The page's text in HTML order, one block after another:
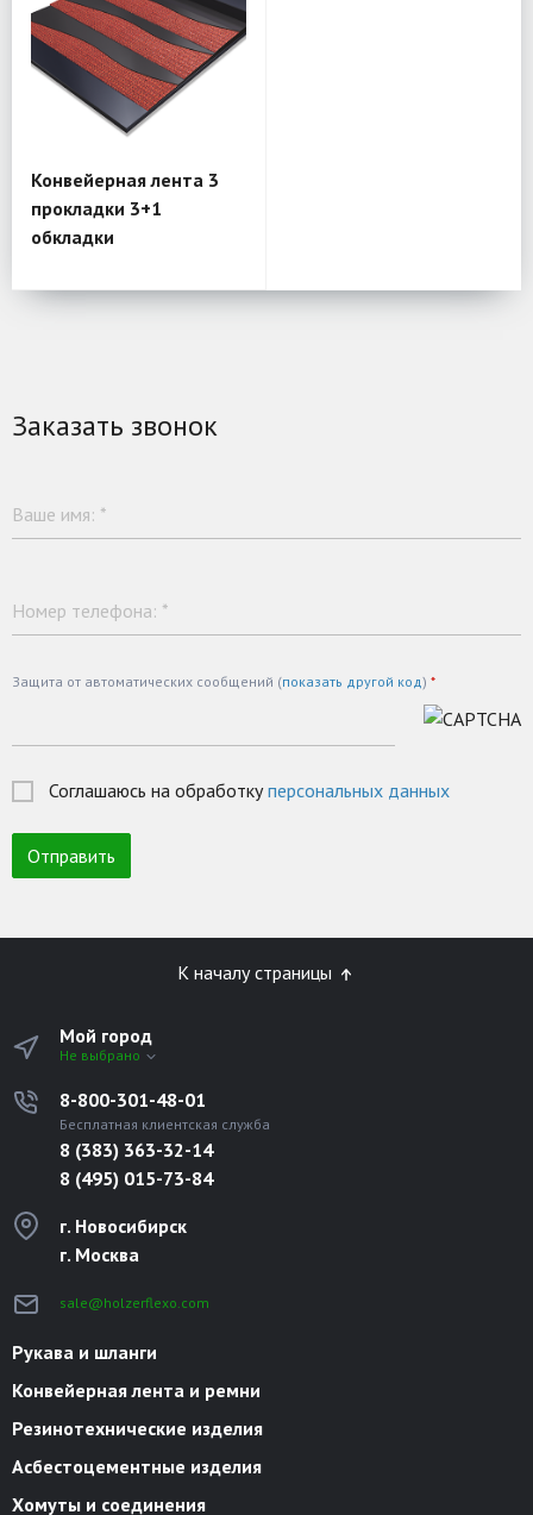
Конвейерная лента 3
прокладки 3+1
обкладки
Заказать звонок
Ваше имя: *
Номер телефона: *
Защита от автоматических сообщений (показать другой код) *
Соглашаюсь на обработкуперсональных данных
К началу страницы
Мой город
Не выбрано
8-800-301-48-01
Бесплатная клиентская служба
8 (383) 363-32-14
8 (495) 015-73-84
г. Новосибирск
г. Москва
sale@holzerflexo.com
Рукава и шланги
Конвейерная лента и ремни
Резинотехнические изделия
Асбестоцементные изделия
Хомуты и соединения